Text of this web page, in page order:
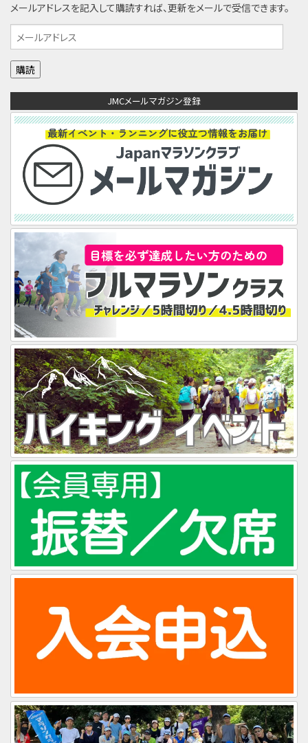
メールアドレスを記入して購読すれば、更新をメールで受信できます。
メ
ー
ル
レ
JMCメールマガジン登録